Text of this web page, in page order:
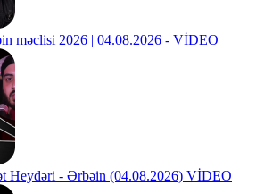
məclisi 2026 | 04.08.2026 - VİDEO
Heydəri - Ərbəin (04.08.2026) VİDEO